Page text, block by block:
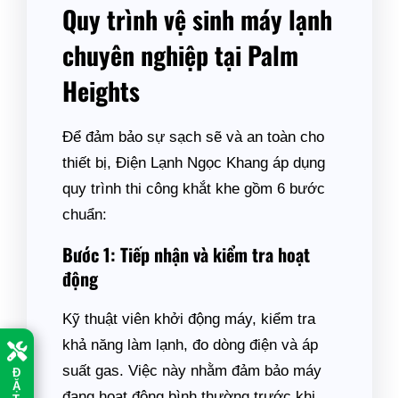
Đ
Ặ
Quy trình vệ sinh máy lạnh
chuyên nghiệp tại Palm
Heights
Để đảm bảo sự sạch sẽ và an toàn cho
thiết bị, Điện Lạnh Ngọc Khang áp dụng
quy trình thi công khắt khe gồm 6 bước
chuẩn:
Bước 1: Tiếp nhận và kiểm tra hoạt
động
Kỹ thuật viên khởi động máy, kiểm tra
khả năng làm lạnh, đo dòng điện và áp
suất gas. Việc này nhằm đảm bảo máy